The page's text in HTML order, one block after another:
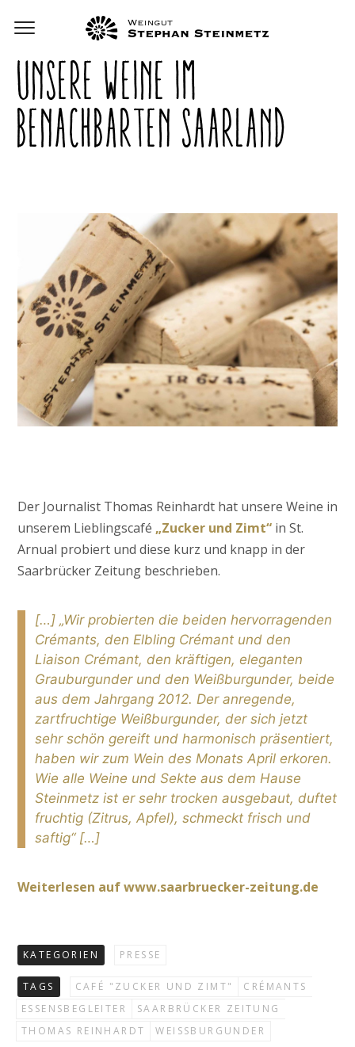
UNSERE WEINE IM
BENACHBARTEN SAARLAND
Der Journalist Thomas Reinhardt hat unsere Weine in
unserem Lieblingscafé „Zucker und Zimt“ in St.
Arnual probiert und diese kurz und knapp in der
Saarbrücker Zeitung beschrieben.
[…] „Wir probierten die beiden hervorragenden
Crémants, den Elbling Crémant und den
Liaison Crémant, den kräftigen, eleganten
Grauburgunder und den Weißburgunder, beide
aus dem Jahrgang 2012. Der anregende,
zartfruchtige Weißburgunder, der sich jetzt
sehr schön gereift und harmonisch präsentiert,
haben wir zum Wein des Monats April erkoren.
Wie alle Weine und Sekte aus dem Hause
Steinmetz ist er sehr trocken ausgebaut, duftet
fruchtig (Zitrus, Apfel), schmeckt frisch und
saftig“ […]
Weiterlesen auf www.saarbruecker-zeitung.de
KATEGORIEN PRESSE
TAGS CAFÉ "ZUCKER UND ZIMT"
CRÉMANTS
ESSENSBEGLEITER
SAARBRÜCKER ZEITUNG
THOMAS REINHARDT
WEISSBURGUNDER